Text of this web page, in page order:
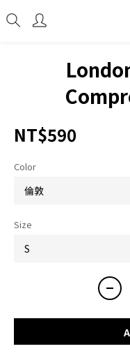
NT$590
Color
Size